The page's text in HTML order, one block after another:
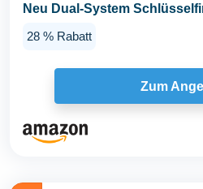
Neu Dual-System
28 % Rabatt
Zum